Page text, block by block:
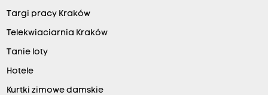
Targi pracy Kraków
Telekwiaciarnia Kraków
Tanie loty
Hotele
Kurtki zimowe damskie